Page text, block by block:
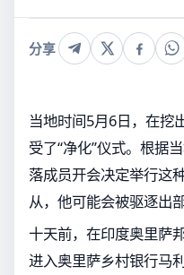
分享
当地时间5月6日，在挖
受了“净化”仪式。根据
落成员开会决定举行这
从，他可能会被驱逐出部
十天前，在印度奥里萨
进入奥里萨乡村银行马